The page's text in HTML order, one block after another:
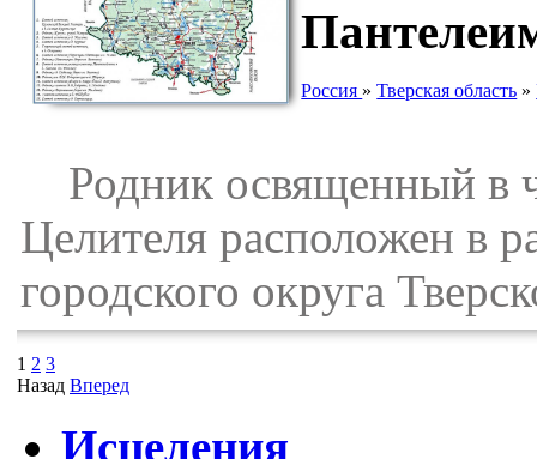
Россия »Тверская область »
Родник освященный в
Целителя расположен в
городского округа
1 2 3
Назад Вперед
Исцеления